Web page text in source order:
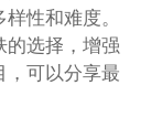
性和难度。
的选择，增强
，可以分享最